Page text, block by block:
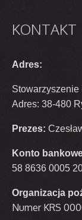
KONTAKT
Adres:
Adres: 38-480
Prezes:
Konto
58 8636 0005
Organizacja
Numer KRS